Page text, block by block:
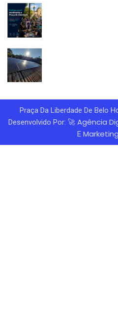
Praça Da Liberdade De Belo
Desenvolvido Por: 🚀 Agência
E